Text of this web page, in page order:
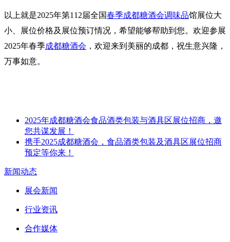
以上就是2025年第112届全国春季成都糖酒会调味品馆展位大
小、展位价格及展位预订情况，希望能够帮助到您。欢迎参展
2025年春季成都糖酒会 ，欢迎来到美丽的成都，祝生意兴隆，
万事如意。
2025年成都糖酒会食品酒类包装与酒具区展位招商，邀
您共谋发展！
携手2025成都糖酒会，食品酒类包装及酒具区展位招商
预定等你来！
新闻动态
展会新闻
行业资讯
合作媒体